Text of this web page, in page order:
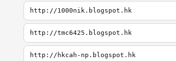
http://1000nik.blogspot.hk
http://tmc6425.blogspot.hk
http://hkcah-np.blogspot.hk